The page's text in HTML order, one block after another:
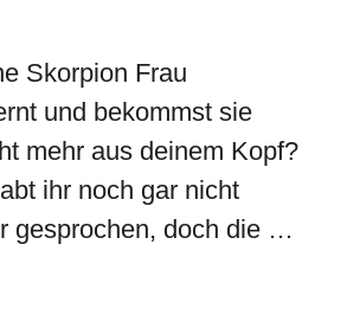
Skorpion Frau
und bekommst sie
mehr aus deinem Kopf?
ihr noch gar nicht
gesprochen, doch die …